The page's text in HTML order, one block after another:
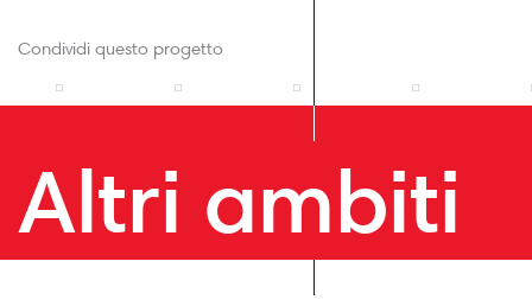
Condividi questo progetto
Altri ambiti